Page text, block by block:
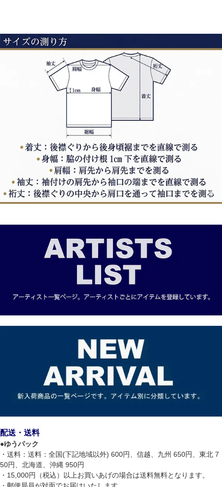
配送・送料
●ゆうパック
・送料：送料：全国(下記地域以外) 600円、信越、九州 650円、東北 7
50円、北海道、沖縄 950円
・15,000円（税込）以上お買いあげの場合は送料無料となります。
・郵便局員が対面でお届けいたします。